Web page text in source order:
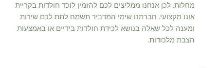
מחלות. לכן אנחנו ממליצים לכם להזמין לוכד חולדות בקריית
אונו מקצועי. חברתנו שימי המדביר תשמח לתת לכם שירות
ומענה לכל שאלה בנושא לכידת חולדות בידיים או באמצעות
הצבת מלכודות.